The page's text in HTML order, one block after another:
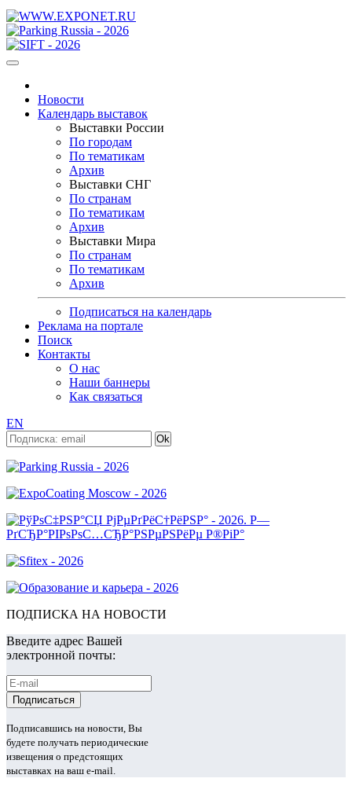
Новости
Календарь выставок
Выставки России
По городам
По тематикам
Архив
Выставки СНГ
По странам
По тематикам
Архив
Выставки Мира
По странам
По тематикам
Архив
Подписаться на календарь
Реклама на портале
Поиск
Контакты
О нас
Наши баннеры
Как связаться
EN
ПОДПИСКА НА НОВОСТИ
Введите адрес Вашей
электронной почты:
Подписавшись на новости, Вы
будете получать периодические
извещения о предстоящих
выставках на ваш e-mail.